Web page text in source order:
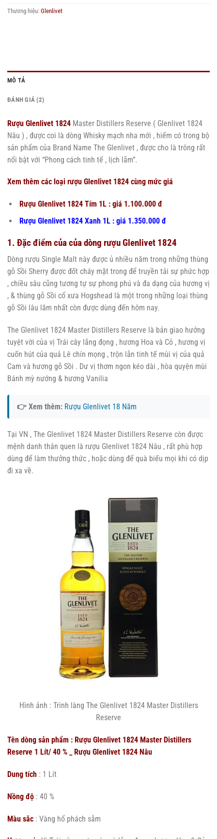
Thương hiệu: Glenlivet
MÔ TẢ
ĐÁNH GIÁ (2)
Rượu Glenlivet 1824 Master Distillers Reserve ( Glenlivet 1824
Nâu ) , được coi là dòng Whisky mạch nha mới , hiếm có trong bộ
sản phẩm của Brand Name The Glenlivet , được cho là trông rất
nổi bật với “Phong cách tinh tế , lịch lãm”.
Xem thêm các loại rượu Glenlivet 1824 cùng mức giá
Rượu Glenlivet 1824 Tím 1L : giá 1.100.000 đ
Rượu Glenlivet 1824 Xanh 1L : giá 1.350.000 đ
1. Đặc điểm của của dòng rượu Glenlivet 1824
Dòng rượu Single Malt này được ủ nhiều năm trong những thùng
gỗ Sồi Sherry được đốt cháy mặt trong để truyền tải sự phức hợp
, chiều sâu cũng tương tự sự phong phú và đa dạng của hương vị
, & thùng gỗ Sồi cổ xưa Hogshead là một trong những loại thùng
gỗ Sồi lâu lăm nhất còn được dùng đến hôm nay.
The Glenlivet 1824 Master Distillers Reserve là bản giao hưởng
tuyệt vời của vị Trái cây lắng đọng , hương Hoa và Cỏ , hương vị
cuốn hút của quả Lê chín mọng , trộn lẫn tinh tế mùi vị của quả
Cam và hương gỗ Sồi . Dư vị thơm ngon kéo dài , hòa quyện mùi
Bánh mỳ nướng & hương Vanilia
👉 Xem thêm: Rượu Glenlivet 18 Năm
Tại VN , The Glenlivet 1824 Master Distillers Reserve còn được
mệnh danh thân quen là rượu Glenlivet 1824 Nâu , rất phù hợp
dùng để làm thưởng thức , hoặc dùng để quà biếu mọi khi có dịp
đi xa về.
Hình ảnh : Trình làng The Glenlivet 1824 Master Distillers
Reserve
Tên dòng sản phẩm : Rượu Glenlivet 1824 Master Distillers
Reserve 1 Lít/ 40 % _ Rượu Glenlivet 1824 Nâu
Dung tích : 1 Lít
Nồng độ : 40 %
Màu sắc : Vàng hổ phách sẫm